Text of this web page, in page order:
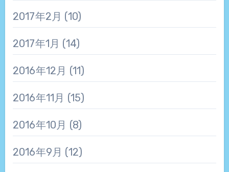
2017年2月 (10)
2017年1月 (14)
2016年12月 (11)
2016年11月 (15)
2016年10月 (8)
2016年9月 (12)